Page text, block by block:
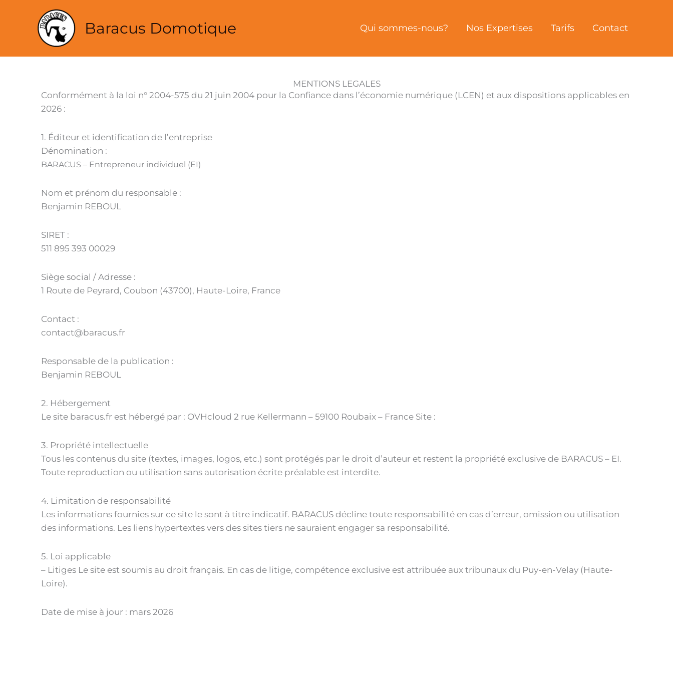
Baracus Domotique Qui sommes-nous? Nos Expertises Tarifs Contact
Mentions légales
MENTIONS LEGALES
Conformément à la loi n° 2004-575 du 21 juin 2004 pour la Confiance dans l’économie numérique (LCEN) et aux dispositions applicables en
2026 :
1. Éditeur et identification de l’entreprise
Dénomination :
BARACUS – Entrepreneur individuel (EI)
Nom et prénom du responsable :
Benjamin REBOUL
SIRET :
511 895 393 00029
Siège social / Adresse :
1 Route de Peyrard, Coubon (43700), Haute-Loire, France
Contact :
contact@baracus.fr
Responsable de la publication :
Benjamin REBOUL
2. Hébergement
Le site baracus.fr est hébergé par : OVHcloud 2 rue Kellermann – 59100 Roubaix – France Site :
3. Propriété intellectuelle
Tous les contenus du site (textes, images, logos, etc.) sont protégés par le droit d’auteur et restent la propriété exclusive de BARACUS – EI.
Toute reproduction ou utilisation sans autorisation écrite préalable est interdite.
4. Limitation de responsabilité
Les informations fournies sur ce site le sont à titre indicatif. BARACUS décline toute responsabilité en cas d’erreur, omission ou utilisation
des informations. Les liens hypertextes vers des sites tiers ne sauraient engager sa responsabilité.
5. Loi applicable
– Litiges Le site est soumis au droit français. En cas de litige, compétence exclusive est attribuée aux tribunaux du Puy-en-Velay (Haute-
Loire).
Date de mise à jour : mars 2026